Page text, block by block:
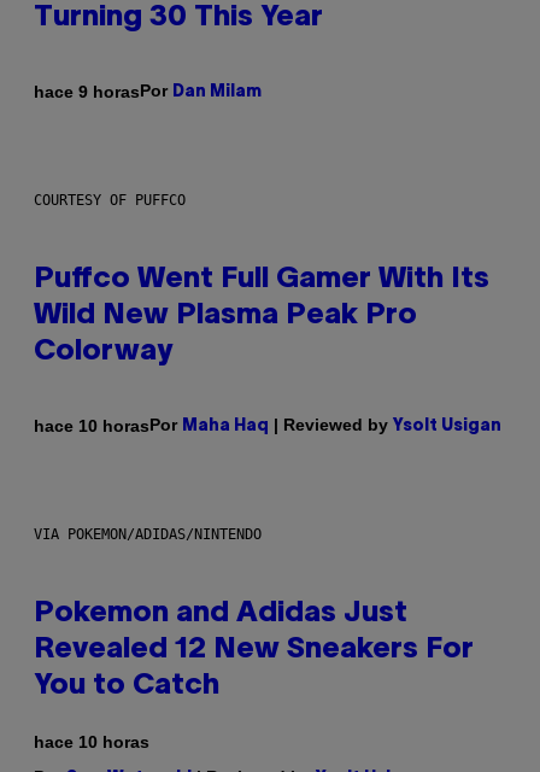
Turning 30 This Year
hace 9 horasPor Dan Milam
COURTESY OF PUFFCO
Puffco Went Full Gamer With Its
Wild New Plasma Peak Pro
Colorway
hace 10 horasPor Maha Haq | Reviewed by Ysolt Usigan
VIA POKEMON/ADIDAS/NINTENDO
Pokemon and Adidas Just
Revealed 12 New Sneakers For
You to Catch
hace 10 horas